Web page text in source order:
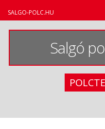
Salgó
SALGO-POLC.HU